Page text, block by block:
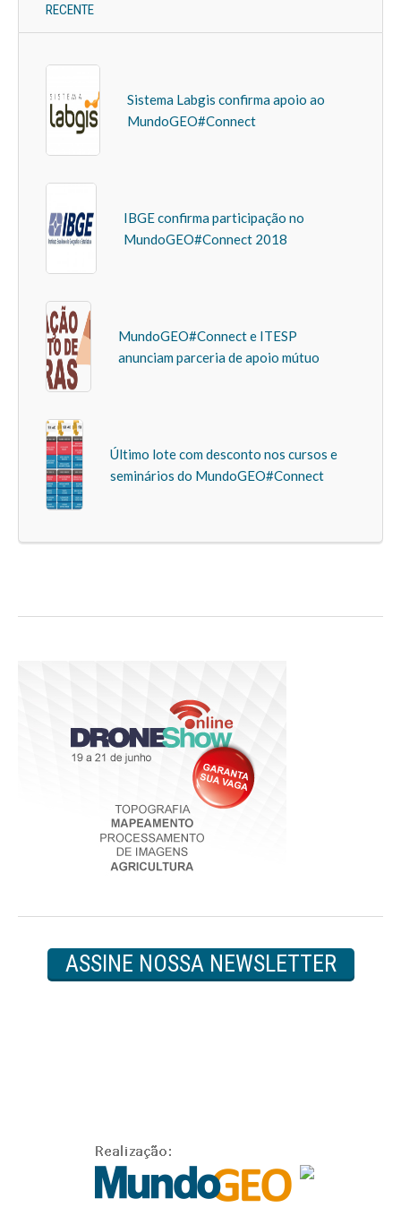
RECENTE
Sistema Labgis confirma apoio ao
MundoGEO#Connect
IBGE confirma participação no
MundoGEO#Connect 2018
MundoGEO#Connect e ITESP
anunciam parceria de apoio mútuo
Último lote com desconto nos cursos e
seminários do MundoGEO#Connect
ASSINE NOSSA NEWSLETTER